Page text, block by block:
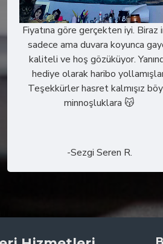
Fiyatına göre gerçekten iyi. Biraz
sadece ama duvara koyunca
kaliteli ve hoş gözüküyor.
hediye olarak haribo
Teşekkürler hasret kalmışız
minnoşluklara 😽
-Sezgi Seren R.